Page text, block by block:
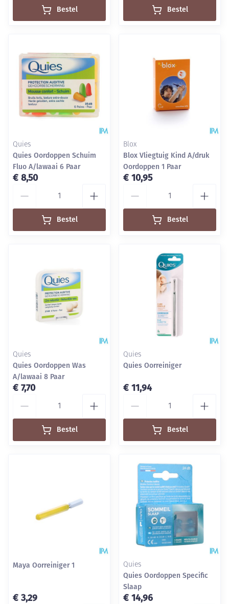
Bestel Bestel
Quies
Quies Oordoppen Schuim
Fluo A/lawaai 6 Paar
€ 8,50
Bestel
Blox
Blox Vliegtuig Kind A/druk
Oordoppen 1 Paar
€ 10,95
Bestel
Quies
Quies Oordoppen Was
A/lawaai 8 Paar
€ 7,70
Bestel
Quies
Quies Oorreiniger
€ 11,94
Bestel
Maya Oorreiniger 1
€ 3,29
Quies
Quies Oordoppen Specific
Slaap
€ 14,96